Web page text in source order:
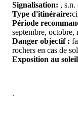
Signalisation: , s.n.
Type d'itinéraire:
Période
septembre, octobre,
Danger objectif :
rochers en cas de
Exposition au
.